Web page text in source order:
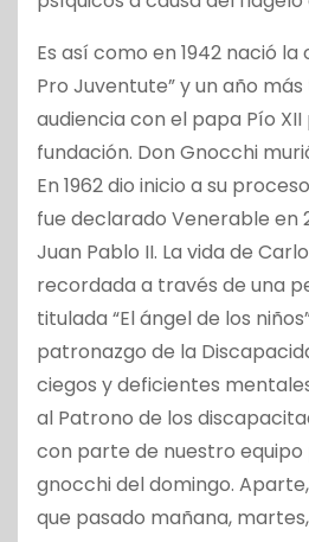
Es así como en 1942 nació la
Pro Juventute” y un año
audiencia con el papa Pío
fundación. Don Gnocchi
En 1962 dio inicio a su
fue declarado Venerable en
Juan Pablo II. La vida de
recordada a través de una
titulada “El ángel de los
patronazgo de la
ciegos y deficientes
al Patrono de los
con parte de nuestro
gnocchi del domingo.
que pasado mañana,